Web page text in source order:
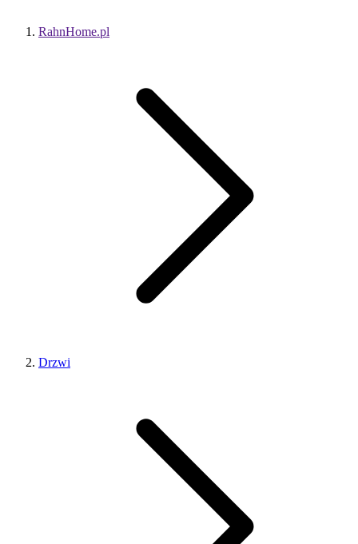
RahnHome.pl
Drzwi